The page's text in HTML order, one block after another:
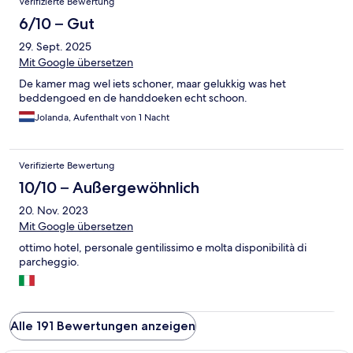
6/10 – Gut
29. Sept. 2025
Mit Google übersetzen
De kamer mag wel iets schoner, maar gelukkig was het
beddengoed en de handdoeken echt schoon.
Jolanda, Aufenthalt von 1 Nacht
Verifizierte Bewertung
10/10 – Außergewöhnlich
20. Nov. 2023
Mit Google übersetzen
ottimo hotel, personale gentilissimo e molta disponibilità di
parcheggio.
Alle 191 Bewertungen anzeigen